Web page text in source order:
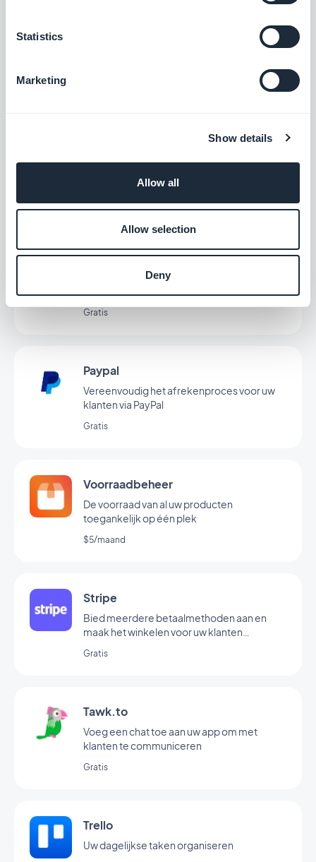
Statistics
Marketing
Show details
Allow all
Allow selection
Deny
Bied een nieuwe betaaloplossing aan om de
Uw app uitrusten met AI
Offline
De content van uw app is ook zonder
Gratis
Paypal
Vereenvoudig het afrekenproces voor uw
klanten via PayPal
Gratis
Voorraadbeheer
De voorraad van al uw producten
toegankelijk op één plek
$5/maand
Stripe
Bied meerdere betaalmethoden aan en
maak het winkelen voor uw klanten
Gratis
Tawk.to
Voeg een chat toe aan uw app om met
klanten te communiceren
Gratis
Trello
Uw dagelijkse taken organiseren